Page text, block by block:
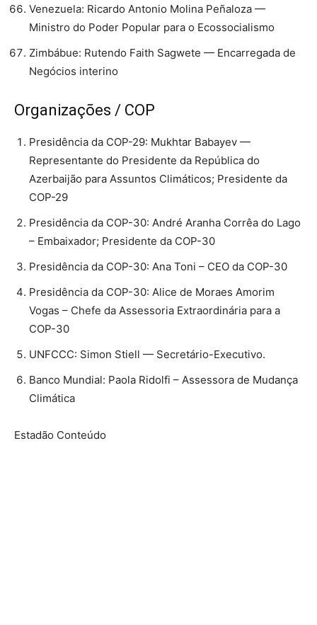
⁠Venezuela: Ricardo Antonio Molina Peñaloza —
Ministro do Poder Popular para o Ecossocialismo
⁠Zimbábue: Rutendo Faith Sagwete — Encarregada de
Negócios interino
Organizações / COP
Presidência da COP-29: Mukhtar Babayev —
Representante do Presidente da República do
Azerbaijão para Assuntos Climáticos; Presidente da
COP-29
⁠Presidência da COP-30: André Aranha Corrêa do Lago
– Embaixador; Presidente da COP-30
⁠Presidência da COP-30: Ana Toni – CEO da COP-30
⁠Presidência da COP-30: Alice de Moraes Amorim
Vogas – Chefe da Assessoria Extraordinária para a
COP-30
⁠UNFCCC: Simon Stiell — Secretário-Executivo.
Banco Mundial: Paola Ridolfi – Assessora de Mudança
Climática
Estadão Conteúdo